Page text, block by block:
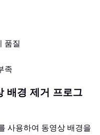
품질
족
경 제거 프로그
사용하여 동영상 배경을